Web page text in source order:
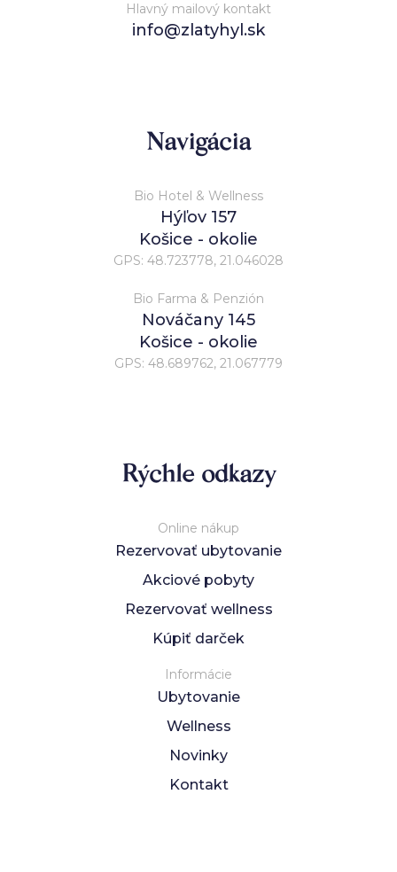
Hlavný mailový kontakt
info@zlatyhyl.sk
Navigácia
Bio Hotel & Wellness
Hýľov 157
Košice - okolie
GPS: 48.723778, 21.046028
Bio Farma & Penzión
Nováčany 145
Košice - okolie
GPS: 48.689762, 21.067779
Rýchle odkazy
Online nákup
Rezervovať ubytovanie
Akciové pobyty
Rezervovať wellness
Kúpiť darček
Informácie
Ubytovanie
Wellness
Novinky
Kontakt